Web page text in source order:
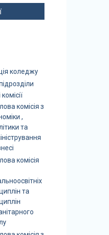
коледжу
комісія з
,
та
комісія
та